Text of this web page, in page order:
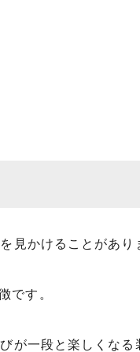
見かけることがあり
です。
が一段と楽しくなる